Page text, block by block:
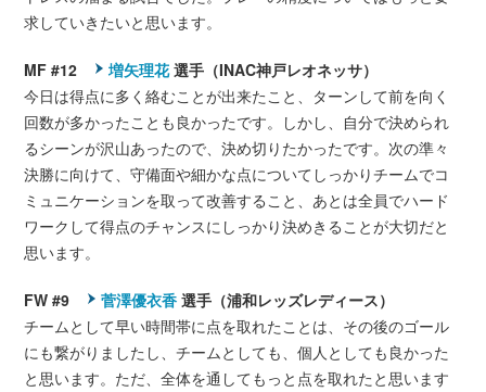
求していきたいと思います。
MF #12 増矢理花選手（INAC神戸レオネッサ）
今日は得点に多く絡むことが出来たこと、ターンして前を向く
回数が多かったことも良かったです。しかし、自分で決められ
るシーンが沢山あったので、決め切りたかったです。次の準々
決勝に向けて、守備面や細かな点についてしっかりチームでコ
ミュニケーションを取って改善すること、あとは全員でハード
ワークして得点のチャンスにしっかり決めきることが大切だと
思います。
FW #9 菅澤優衣香 選手（浦和レッズレディース）
チームとして早い時間帯に点を取れたことは、その後のゴール
にも繋がりましたし、チームとしても、個人としても良かった
と思います。ただ、全体を通してもっと点を取れたと思います